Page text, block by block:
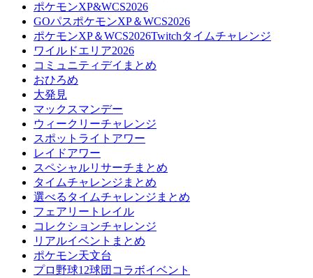
ポケモンXP&WCS2026
GOパスポケモンXP＆WCS2026
ポケモンXP＆WCS2026Twitchタイムチャレンジ
ワイルドエリア2026
コミュニティデイまとめ
おひろめ
大発見
マックスマンデー
ウィークリーチャレンジ
スポットライトアワー
レイドアワー
スペシャルリサーチまとめ
タイムチャレンジまとめ
選べるタイムチャレンジまとめ
フェアリートレイル
コレクションチャレンジ
リアルイベントまとめ
ポケモン天文台
プロ野球12球団コラボイベント